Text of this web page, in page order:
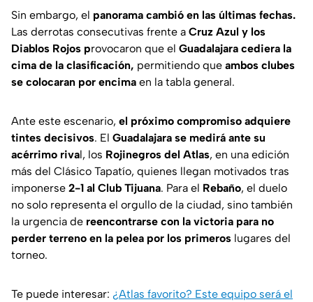
Sin embargo, el panorama cambió en las últimas fechas.
Las derrotas consecutivas frente a Cruz Azul y los
Diablos Rojos provocaron que el Guadalajara cediera la
cima de la clasificación, permitiendo que ambos clubes
se colocaran por encima en la tabla general.
Ante este escenario, el próximo compromiso adquiere
tintes decisivos. El Guadalajara se medirá ante su
acérrimo rival, los Rojinegros del Atlas, en una edición
más del Clásico Tapatío, quienes llegan motivados tras
imponerse 2-1 al Club Tijuana. Para el Rebaño, el duelo
no solo representa el orgullo de la ciudad, sino también
la urgencia de reencontrarse con la victoria para no
perder terreno en la pelea por los primeros lugares del
torneo.
Te puede interesar: ¿Atlas favorito? Este equipo será el